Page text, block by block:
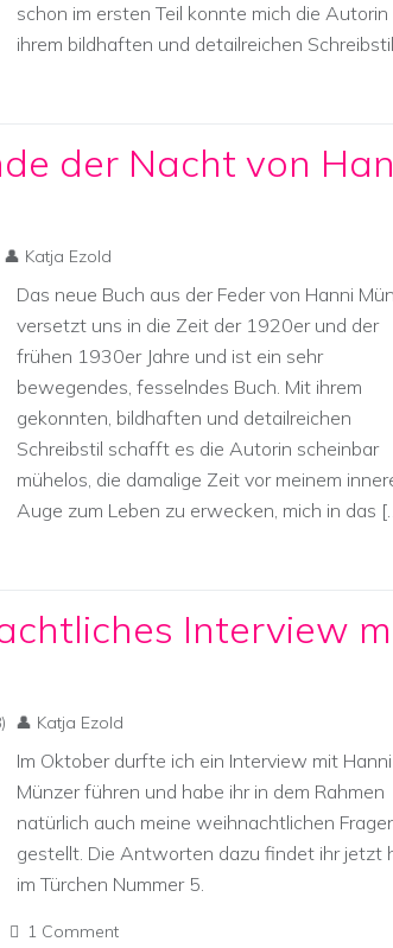
schon im ersten Teil konnte mich die Autorin
ihrem bildhaften und detailreichen
der Nacht von
Katja Ezold
Das neue Buch aus der Feder von Hanni
versetzt uns in die Zeit der 1920er und der
frühen 1930er Jahre und ist ein sehr
bewegendes, fesselndes Buch. Mit ihrem
gekonnten, bildhaften und detailreichen
Schreibstil schafft es die Autorin scheinbar
mühelos, die damalige Zeit vor meinem
Auge zum Leben zu erwecken, mich in das
Interview
Katja Ezold
Im Oktober durfte ich ein Interview mit Hanni
Münzer führen und habe ihr in dem Rahmen
natürlich auch meine weihnachtlichen
gestellt. Die Antworten dazu findet ihr jetzt
im Türchen Nummer 5.
1 Comment